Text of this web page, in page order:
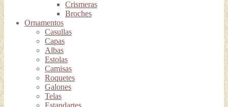
Crismeras
Broches
Ornamentos
Casullas
Capas
Albas
Estolas
Camisas
Roquetes
Galones
Telas
Estandartes